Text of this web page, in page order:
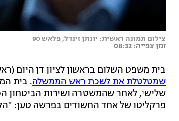
צילום תמונה ראשית: יונתן זינדל, פלאש 90
זמן צפייה: 08:32
בית משפט השלום בראשון לציון דן היום
שמטלטלת את לשכת ראש הממשלה. בית
שלישי, לאחר שהמשטרה ושירות הביטחון
פרקליטו של אחד החשודים בפרשה טען: